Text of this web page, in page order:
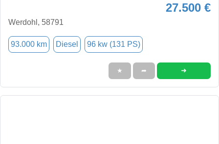
27.500 €
Werdohl, 58791
93.000 km Diesel 96 kw (131 PS)
★ ➦ ➜